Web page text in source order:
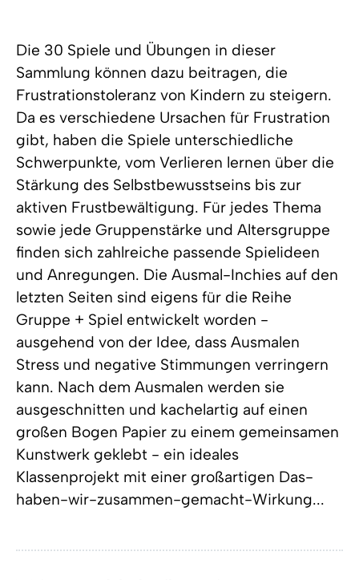
Die 30 Spiele und Übungen in dieser
Sammlung können dazu beitragen, die
Frustrationstoleranz von Kindern zu steigern.
Da es verschiedene Ursachen für Frustration
gibt, haben die Spiele unterschiedliche
Schwerpunkte, vom Verlieren lernen über die
Stärkung des Selbstbewusstseins bis zur
aktiven Frustbewältigung. Für jedes Thema
sowie jede Gruppenstärke und Altersgruppe
finden sich zahlreiche passende Spielideen
und Anregungen. Die Ausmal-Inchies auf den
letzten Seiten sind eigens für die Reihe
Gruppe + Spiel entwickelt worden -
ausgehend von der Idee, dass Ausmalen
Stress und negative Stimmungen verringern
kann. Nach dem Ausmalen werden sie
ausgeschnitten und kachelartig auf einen
großen Bogen Papier zu einem gemeinsamen
Kunstwerk geklebt - ein ideales
Klassenprojekt mit einer großartigen Das-
haben-wir-zusammen-gemacht-Wirkung...